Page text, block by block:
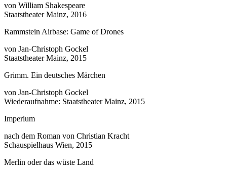
von William Shakespeare
Staatstheater Mainz, 2016
Rammstein Airbase: Game of Drones
von Jan-Christoph Gockel
Staatstheater Mainz, 2015
Grimm. Ein deutsches Märchen
von Jan-Christoph Gockel
Wiederaufnahme: Staatstheater Mainz, 2015
Imperium
nach dem Roman von Christian Kracht
Schauspielhaus Wien, 2015
Merlin oder das wüste Land